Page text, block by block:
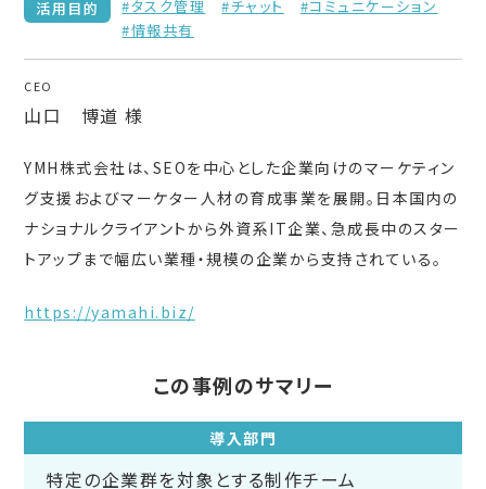
活用目的
#タスク管理 #チャット
#コミュニケーション
#情報共有
CEO
山口 博道 様
YMH株式会社は、SEOを中心とした企業向けのマーケティン
グ支援およびマーケター人材の育成事業を展開。日本国内の
ナショナルクライアントから外資系IT企業、急成長中のスター
トアップまで幅広い業種・規模の企業から支持されている。
https://yamahi.biz/
この事例のサマリー
導入部門
特定の企業群を対象とする制作チーム